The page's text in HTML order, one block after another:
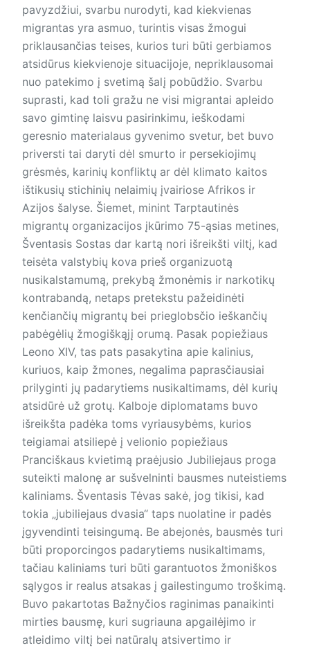
pavyzdžiui, svarbu nurodyti, kad kiekvienas
migrantas yra asmuo, turintis visas žmogui
priklausančias teises, kurios turi būti gerbiamos
atsidūrus kiekvienoje situacijoje, nepriklausomai
nuo patekimo į svetimą šalį pobūdžio. Svarbu
suprasti, kad toli gražu ne visi migrantai apleido
savo gimtinę laisvu pasirinkimu, ieškodami
geresnio materialaus gyvenimo svetur, bet buvo
priversti tai daryti dėl smurto ir persekiojimų
grėsmės, karinių konfliktų ar dėl klimato kaitos
ištikusių stichinių nelaimių įvairiose Afrikos ir
Azijos šalyse. Šiemet, minint Tarptautinės
migrantų organizacijos įkūrimo 75-ąsias metines,
Šventasis Sostas dar kartą nori išreikšti viltį, kad
teisėta valstybių kova prieš organizuotą
nusikalstamumą, prekybą žmonėmis ir narkotikų
kontrabandą, netaps pretekstu pažeidinėti
kenčiančių migrantų bei prieglobsčio ieškančių
pabėgėlių žmogiškąjį orumą. Pasak popiežiaus
Leono XIV, tas pats pasakytina apie kalinius,
kuriuos, kaip žmones, negalima paprasčiausiai
prilyginti jų padarytiems nusikaltimams, dėl kurių
atsidūrė už grotų. Kalboje diplomatams buvo
išreikšta padėka toms vyriausybėms, kurios
teigiamai atsiliepė į velionio popiežiaus
Pranciškaus kvietimą praėjusio Jubiliejaus proga
suteikti malonę ar sušvelninti bausmes nuteistiems
kaliniams. Šventasis Tėvas sakė, jog tikisi, kad
tokia „jubiliejaus dvasia“ taps nuolatine ir padės
įgyvendinti teisingumą. Be abejonės, bausmės turi
būti proporcingos padarytiems nusikaltimams,
tačiau kaliniams turi būti garantuotos žmoniškos
sąlygos ir realus atsakas į gailestingumo troškimą.
Buvo pakartotas Bažnyčios raginimas panaikinti
mirties bausmę, kuri sugriauna apgailėjimo ir
atleidimo viltį bei natūralų atsivertimo ir